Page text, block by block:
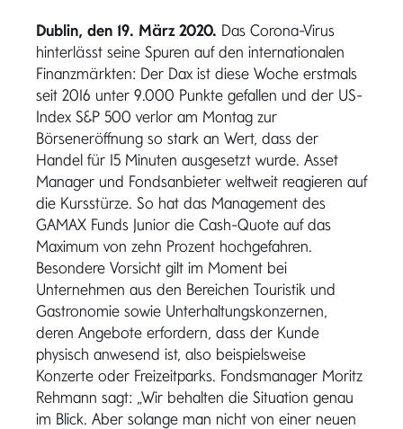
Dublin, den 19. März 2020. Das Corona-Virus
hinterlässt seine Spuren auf den internationalen
Finanzmärkten: Der Dax ist diese Woche erstmals
seit 2016 unter 9.000 Punkte gefallen und der US-
Index S&P 500 verlor am Montag zur
Börseneröffnung so stark an Wert, dass der
Handel für 15 Minuten ausgesetzt wurde. Asset
Manager und Fondsanbieter weltweit reagieren auf
die Kursstürze. So hat das Management des
GAMAX Funds Junior die Cash-Quote auf das
Maximum von zehn Prozent hochgefahren.
Besondere Vorsicht gilt im Moment bei
Unternehmen aus den Bereichen Touristik und
Gastronomie sowie Unterhaltungskonzernen,
deren Angebote erfordern, dass der Kunde
physisch anwesend ist, also beispielsweise
Konzerte oder Freizeitparks. Fondsmanager Moritz
Rehmann sagt: „Wir behalten die Situation genau
im Blick. Aber solange man nicht von einer neuen